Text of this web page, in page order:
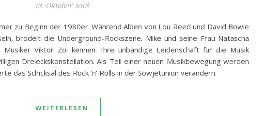
18. Oktober 2018
zu Beginn der 1980er. Während Alben von Lou Reed und David Bowie
brodelt die Underground-Rockszene. Mike und seine Frau Natascha
Musiker Viktor Zoi kennen. Ihre unbändige Leidenschaft für die Musik
Dreieckskonstellation. Als Teil einer neuen Musikbewegung werden
das Schicksal des Rock ’n‘ Rolls in der Sowjetunion verändern.
WEITERLESEN